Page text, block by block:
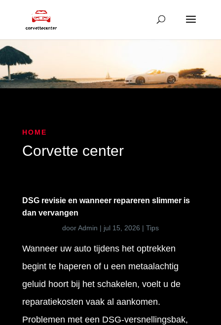
HOME
Corvette center
DSG revisie en wanneer repareren slimmer is
dan vervangen
doorAdmin | jul 15, 2026 | Tips
Wanneer uw auto tijdens het optrekken
begint te haperen of u een metaalachtig
geluid hoort bij het schakelen, voelt u de
reparatiekosten vaak al aankomen.
Problemen met een DSG-versnellingsbak,